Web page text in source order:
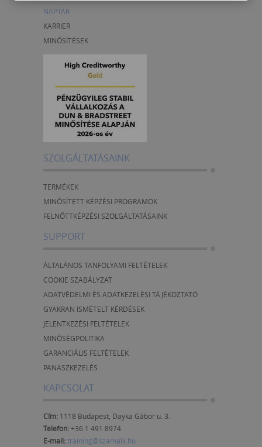
NAPTÁR
KARRIER
MINŐSÍTÉSEK
SZOLGÁLTATÁSAINK
TERMÉKEK
MINŐSÍTETT KÉPZÉSI PROGRAMOK
FELNŐTTKÉPZÉSI SZOLGÁLTATÁSAINK
SUPPORT
ÁLTALÁNOS TANFOLYAMI FELTÉTELEK
COOKIE SZABÁLYZAT
ADATVÉDELMI ÉS ADATKEZELÉSI TÁJÉKOZTATÓ
GYAKRAN ISMÉTELT KÉRDÉSEK
JELENTKEZÉSI FELTÉTELEK
MINŐSÉGPOLITIKA
GARANCIÁLIS FELTÉTELEK
PANASZKEZELÉS
KAPCSOLAT
Cím: 1118 Budapest, Dayka Gábor u. 3.
Telefon:+36 1 491 8974
E-mail:training@szamalk.hu